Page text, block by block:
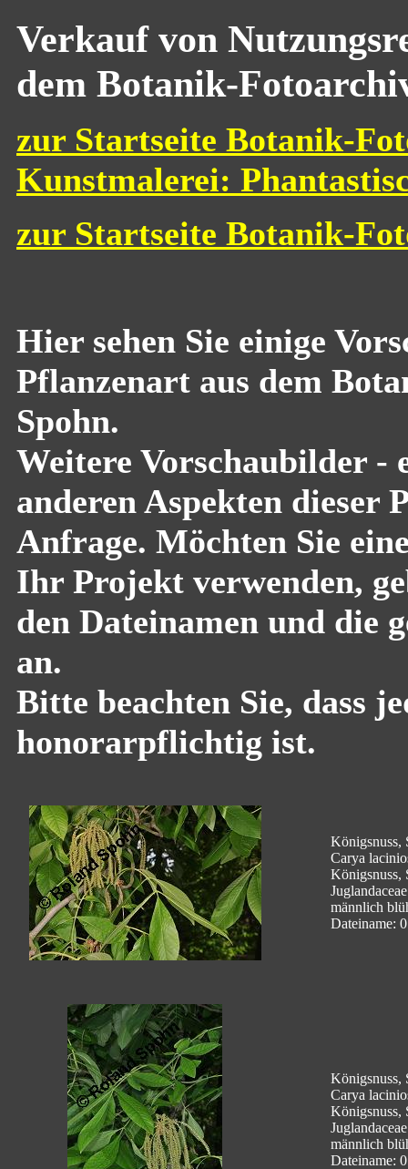
Verkauf von
dem Botanik-
zur Startseite Botanik-
Kunstmalerei:
zur Startseite Botanik-
Hier sehen Sie einige
Pflanzenart aus dem
Spohn.
Weitere Vorschaubilder -
anderen Aspekten dieser
Anfrage. Möchten Sie
Ihr Projekt verwenden,
den Dateinamen und die
an.
Bitte beachten Sie, dass
honorarpflichtig ist.
Königsnuss,
Carya
Königsnuss,
Juglandaceae
männlich
Dateiname:
Königsnuss,
Carya
Königsnuss,
Juglandaceae
männlich
Dateiname: